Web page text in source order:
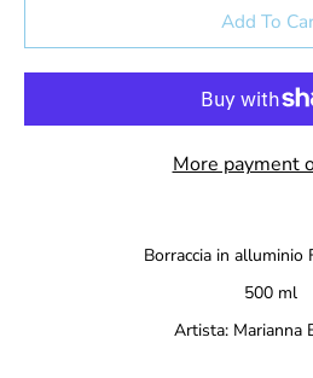
Add To
More payment
Borraccia in alluminio
500 ml
Artista: Marianna